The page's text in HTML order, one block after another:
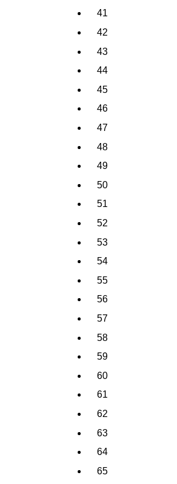
41
42
43
44
45
46
47
48
49
50
51
52
53
54
55
56
57
58
59
60
61
62
63
64
65